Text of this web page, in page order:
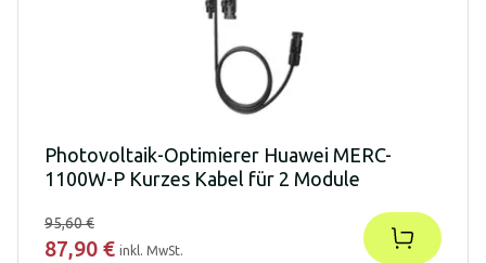
Photovoltaik-Optimierer Huawei MERC-
1100W-P Kurzes Kabel für 2 Module
95,60 €
87,90 € inkl. MwSt.